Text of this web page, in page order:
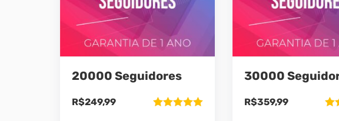
20000 Seguidores
R$249,99
30000
R$359,99